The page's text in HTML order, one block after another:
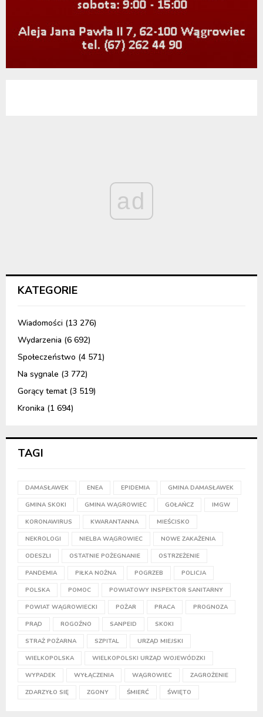
ad
KATEGORIE
Wiadomości (13 276)
Wydarzenia (6 692)
Społeczeństwo (4 571)
Na sygnale (3 772)
Gorący temat(3 519)
Kronika (1 694)
TAGI
DAMASŁAWEK ENEA EPIDEMIA GMINA DAMASŁAWEK
GMINA SKOKI GMINA WĄGROWIEC GOŁAŃCZ IMGW
KORONAWIRUS KWARANTANNA MIEŚCISKO
NEKROLOGI NIELBA WĄGROWIEC NOWE ZAKAŻENIA
ODESZLI OSTATNIE POŻEGNANIE OSTRZEŻENIE
PANDEMIA PIŁKA NOŻNA POGRZEB POLICJA
POLSKA POMOC POWIATOWY INSPEKTOR SANITARNY
POWIAT WĄGROWIECKI POŻAR PRACA PROGNOZA
PRĄD ROGOŹNO SANPEID SKOKI
STRAŻ POŻARNA SZPITAL URZĄD MIEJSKI
WIELKOPOLSKA WIELKOPOLSKI URZĄD WOJEWÓDZKI
WYPADEK WYŁĄCZENIA WĄGROWIEC ZAGROŻENIE
ZDARZYŁO SIĘ ZGONY ŚMIERĆ ŚWIĘTO